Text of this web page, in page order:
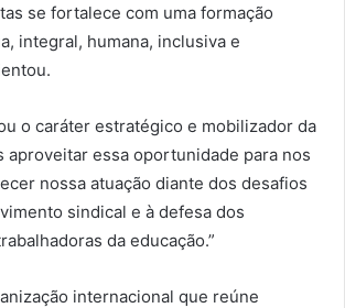
se fortalece com uma formação
integral, humana, inclusiva e
o caráter estratégico e mobilizador da
aproveitar essa oportunidade para nos
nossa atuação diante dos desafios
sindical e à defesa dos
da educação.”
internacional que reúne